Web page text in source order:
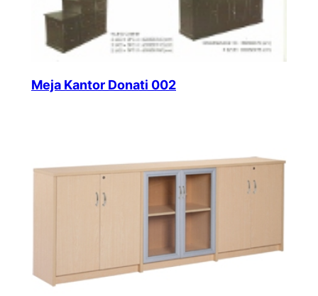
Meja Kantor Donati 002